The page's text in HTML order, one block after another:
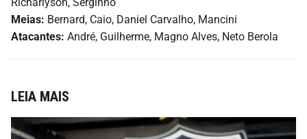
Meias: Bernard, Caio, Daniel Carvalho, Mancini
Atacantes: André, Guilherme, Magno Alves, Neto Berola
LEIA MAIS